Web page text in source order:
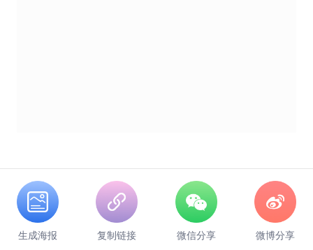
生成海报 复制链接 微信分享 微博分享